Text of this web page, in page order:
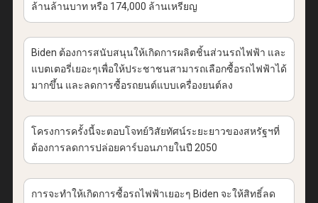
ล้านล้านบาท หรือ174,000 ล้านเหรียญ
Biden ต้องการสนับสนุนให้เกิดการผลิตชิ้นส่วนรถไฟฟ้า และ
แบตเตอรี่เยอะๆเพื่อให้ประชาชนสามารถเลือกซื้อรถไฟฟ้าได้
มากขึ้น และลดการซื้อรถยนต์แบบเครื่องยนต์ลง
โครงการครั้งนี้จะตอบโจทย์วิสัยทัศน์ระยะยาวของสหรัฐฯที่
ต้องการลดการปล่อยคาร์บอนภายในปี 2050
การจะทำให้เกิดการซื้อรถไฟฟ้าเยอะๆ Biden จะให้สิทธิ์ลด